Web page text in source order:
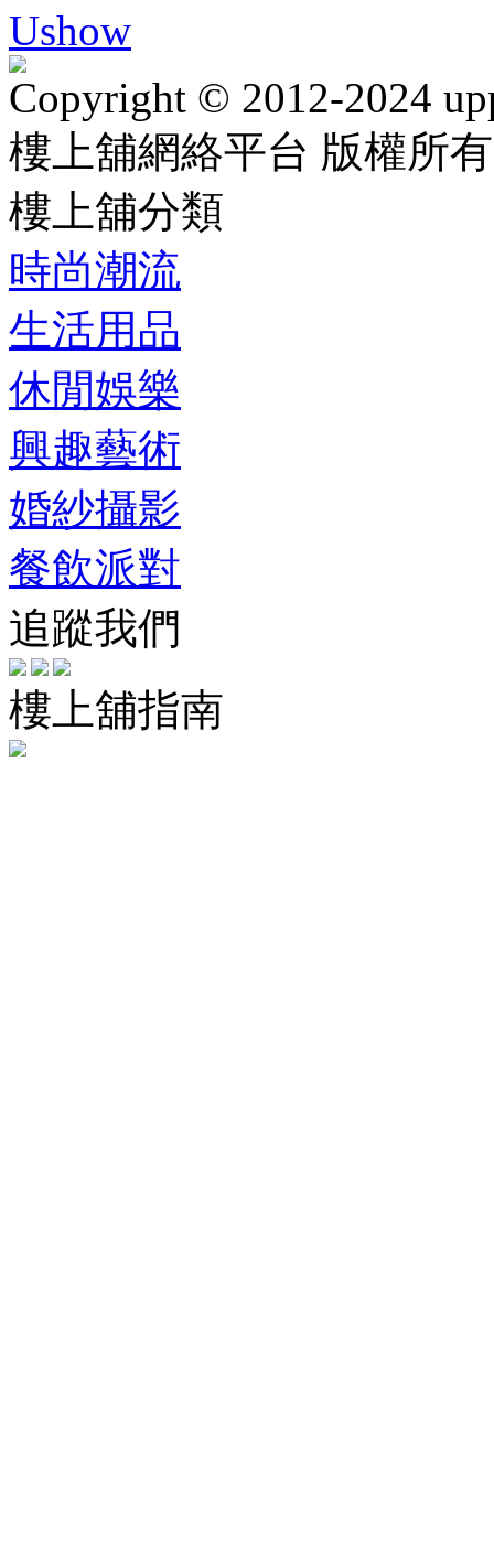
Ushow
Copyright © 2012-2024
樓上舖網絡平台 版權所
樓上舖分類
時尚潮流
生活用品
休閒娛樂
興趣藝術
婚紗攝影
餐飲派對
追蹤我們
樓上舖指南